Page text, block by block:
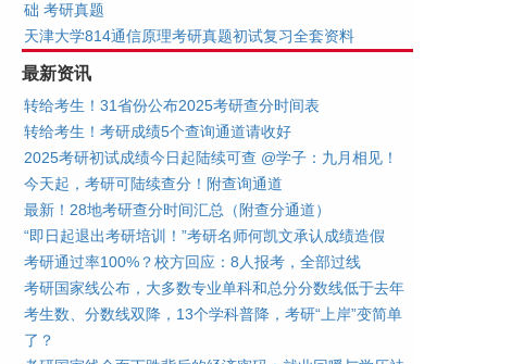
础 考研真题
天津大学814通信原理考研真题初试复习全套资料
最新资讯
转给考生！31省份公布2025考研查分时间表
转给考生！考研成绩5个查询通道请收好
2025考研初试成绩今日起陆续可查 @学子：九月相见！
今天起，考研可陆续查分！附查询通道
最新！28地考研查分时间汇总（附查分通道）
“即日起退出考研培训！”考研名师何凯文承认成绩造假
考研通过率100%？校方回应：8人报考，全部过线
考研国家线公布，大多数专业单科和总分分数线低于去年
考生数、分数线双降，13个学科普降，考研“上岸”变简单
了？